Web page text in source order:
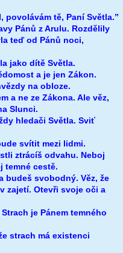
povolávám tě, Paní Světla.”
Pánů z Arulu. Rozdělily
teď od Pánů noci,
jako dítě Světla.
a je jen Zákon.
na obloze.
a ne ze Zákona. Ale věz,
Slunci.
hledači Světla. Sviť
svítit mezi lidmi.
ztrácíš odvahu. Neboj
temné cestě.
budeš svobodný. Věz, že
zajetí. Otevři svoje oči a
je Pánem temného
strach má existenci